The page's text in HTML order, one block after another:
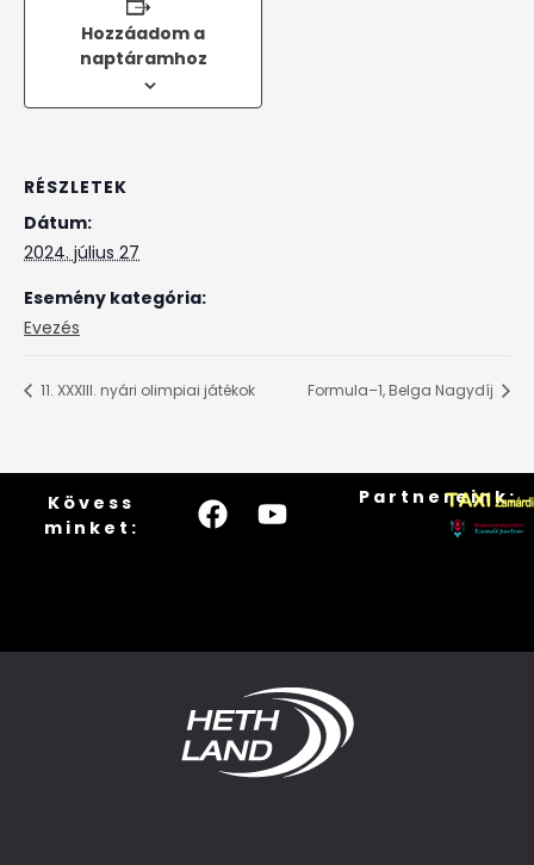
Hozzáadom a
naptáramhoz
RÉSZLETEK
Dátum:
2024. július 27
Esemény kategória:
Evezés
11. XXXIII. nyári olimpiai játékok Formula–1, Belga Nagydíj
Kövess
minket:
Partnereink: